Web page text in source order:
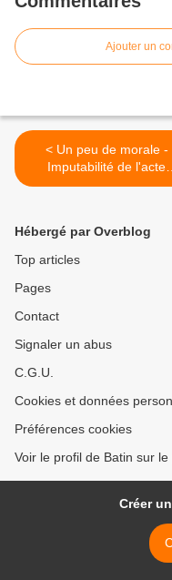
Ajouter un
< Un peu de morale -
Imputabilité de l'acte
humain
Hébergé par Overblog
Top articles
Pages
Contact
Signaler un abus
C.G.U.
Cookies et données
Préférences cookies
Voir le profil de Batin sur
Créer